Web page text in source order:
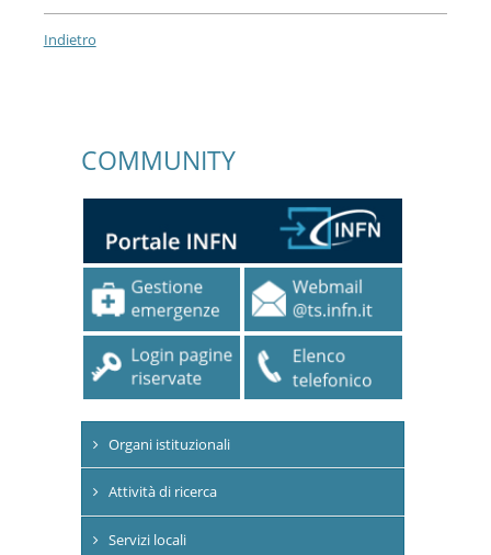
Indietro
COMMUNITY
Organi istituzionali
Attività di ricerca
Servizi locali